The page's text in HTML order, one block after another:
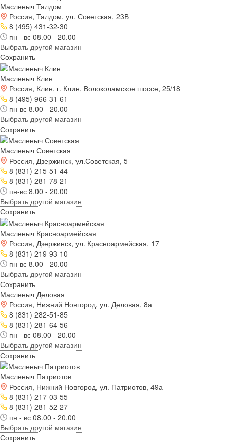
Масленыч Талдом
Россия, Талдом, ул. Советская, 23В
8 (495) 431-32-30
пн - вс 08.00 - 20.00
Выбрать другой магазин
Сохранить
Масленыч Клин
Россия, Клин, г. Клин, Волоколамское шоссе, 25/18
8 (495) 966-31-61
пн-вс 8.00 - 20.00
Выбрать другой магазин
Сохранить
Масленыч Советская
Россия, Дзержинск, ул.Советская, 5
8 (831) 215-51-44
8 (831) 281-78-21
пн-вс 8.00 - 20.00
Выбрать другой магазин
Сохранить
Масленыч Красноармейская
Россия, Дзержинск, ул. Красноармейская, 17
8 (831) 219-93-10
пн-вс 8.00 - 20.00
Выбрать другой магазин
Сохранить
Масленыч Деловая
Россия, Нижний Новгород, ул. Деловая, 8а
8 (831) 282-51-85
8 (831) 281-64-56
пн - вс 08.00 - 20.00
Выбрать другой магазин
Сохранить
Масленыч Патриотов
Россия, Нижний Новгород, ул. Патриотов, 49а
8 (831) 217-03-55
8 (831) 281-52-27
пн - вс 08.00 - 20.00
Выбрать другой магазин
Сохранить